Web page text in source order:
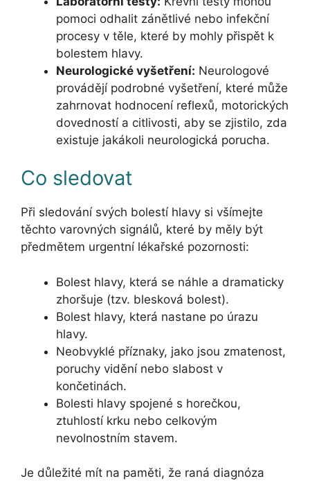
pomoci odhalit zánětlivé nebo infekční
procesy v těle, které by mohly přispět k
bolestem hlavy.
Neurologické vyšetření: Neurologové
provádějí podrobné vyšetření, které může
zahrnovat hodnocení reflexů, motorických
dovedností a citlivosti, aby se zjistilo, zda
existuje jakákoli neurologická porucha.
Co sledovat
Při sledování svých bolestí hlavy si všímejte
těchto varovných signálů, které by měly být
předmětem urgentní lékařské pozornosti:
Bolest hlavy, která se náhle a dramaticky
zhoršuje (tzv. blesková bolest).
Bolest hlavy, která nastane po úrazu
hlavy.
Neobvyklé příznaky, jako jsou zmatenost,
poruchy vidění nebo slabost v
končetinách.
Bolesti hlavy spojené s horečkou,
ztuhlostí krku nebo celkovým
nevolnostním stavem.
Je důležité mít na paměti, že raná diagnóza